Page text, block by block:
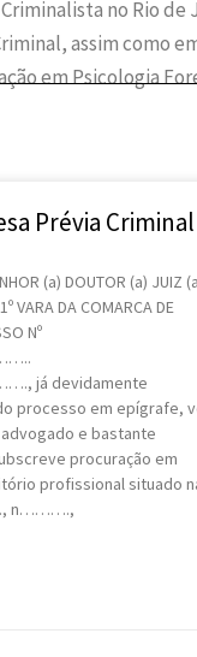
no Rio de
assim como
em Psicologia
Prévia Criminal
(a) DOUTOR (a) JUIZ
VARA DA COMARCA DE
Nº
devidamente
processo em epígrafe,
e bastante
procuração em
profissional situado
n……….,